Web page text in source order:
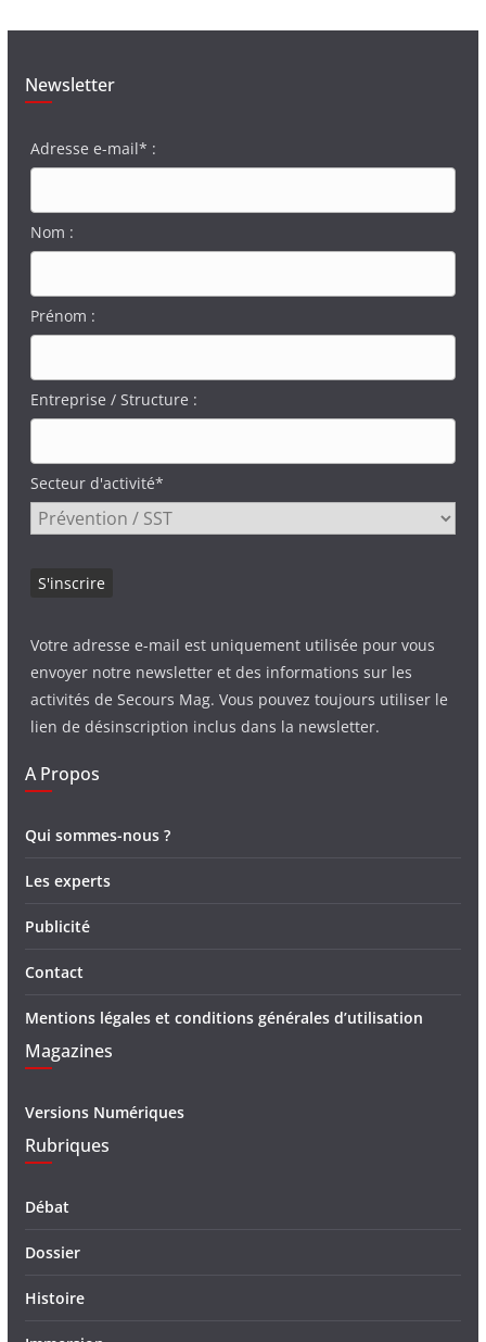
Newsletter
Adresse e-mail* :
Nom :
Prénom :
Entreprise / Structure :
Secteur d'activité*
Votre adresse e-mail est uniquement utilisée pour vous
envoyer notre newsletter et des informations sur les
activités de Secours Mag. Vous pouvez toujours utiliser le
lien de désinscription inclus dans la newsletter.
A Propos
Qui sommes-nous ?
Les experts
Publicité
Contact
Mentions légales et conditions générales d’utilisation
Magazines
Versions Numériques
Rubriques
Débat
Dossier
Histoire